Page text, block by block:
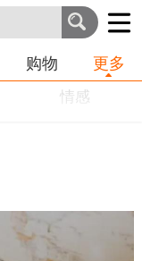
职业
购物 更多
情感